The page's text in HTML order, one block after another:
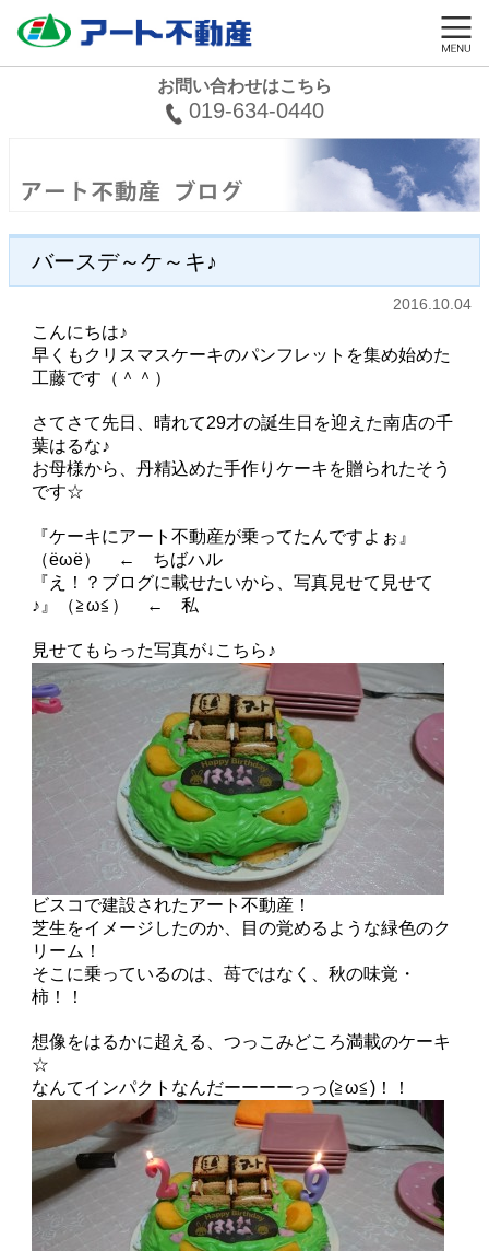
お問い合わせはこちら
019-634-0440
バースデ～ケ～キ♪
2016.10.04
こんにちは♪
早くもクリスマスケーキのパンフレットを集め始めた
工藤です（＾＾）
さてさて先日、晴れて29才の誕生日を迎えた南店の千
葉はるな♪
お母様から、丹精込めた手作りケーキを贈られたそう
です☆
『ケーキにアート不動産が乗ってたんですよぉ』
（ёωё） ← ちばハル
『え！？ブログに載せたいから、写真見せて見せて
♪』（≧ω≦） ← 私
見せてもらった写真が↓こちら♪
ビスコで建設されたアート不動産！
芝生をイメージしたのか、目の覚めるような緑色のク
リーム！
そこに乗っているのは、苺ではなく、秋の味覚・
柿！！
想像をはるかに超える、つっこみどころ満載のケーキ
☆
なんてインパクトなんだーーーーっっ(≧ω≦)！！